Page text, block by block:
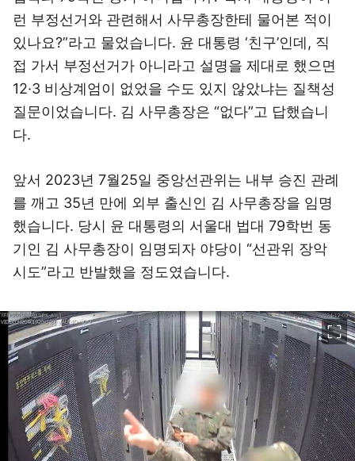
런 부정선거와 관련해서 사무총장한테 물어본 적이
있나요?”라고 물었습니다. 윤 대통령 ‘친구’인데, 직
접 가서 부정선거가 아니라고 설명을 제대로 했으면
12·3 비상계엄이 없었을 수도 있지 않았냐는 질책성
질문이었습니다. 김 사무총장은 “없다”고 답했습니
다.
앞서 2023년 7월25일 중앙선관위는 내부 승진 관례
를 깨고 35년 만에 외부 출신인 김 사무총장을 임명
했습니다. 당시 윤 대통령의 서울대 법대 79학번 동
기인 김 사무총장이 임명되자 야당이 “선관위 장악
시도”라고 반발했을 정도였습니다.